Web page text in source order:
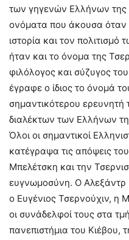
των γηγενών Ελλήνων
ονόματα που άκουσα όταν
ιστορία και τον
ήταν και το όνομα της
φιλόλογος και σύζυγος
έγραφε ο ίδιος το όνομά
σημαντικότερου ερευνητή
διαλέκτων των Ελλήνων
Όλοι οι σημαντικοί
κατέγραψα τις απόψεις
Μπελέτσκη και την
ευγνωμοσύνη. Ο Αλεξάντρ
ο Ευγένιος Τσερνούχιν, η
οι συνάδελφοί τους στα
πανεπιστήμια του Κιέβου,